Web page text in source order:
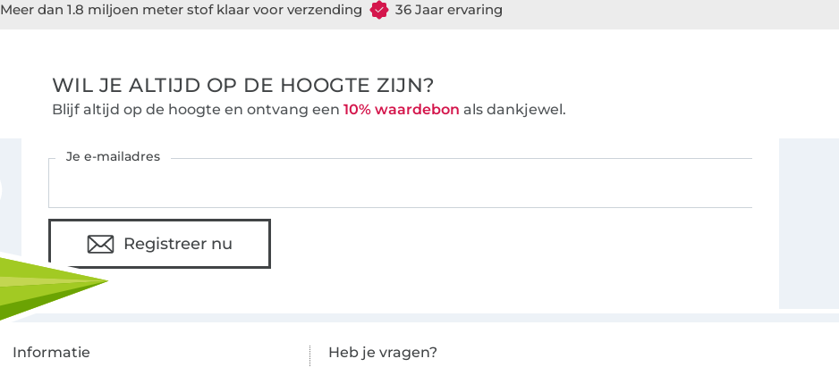
Meer dan 1.8 miljoen meter stof klaar voor verzending 36 Jaar ervaring
WIL JE ALTIJD OP DE HOOGTE ZIJN?
Blijf altijd op de hoogte en ontvang een 10% waardebon als dankjewel.
Je e-mailadres
Registreer nu
Informatie
Heb je vragen?